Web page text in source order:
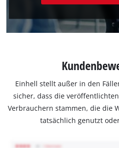
Einhell stellt außer in den
sicher, dass die
Verbrauchern stammen, die die
tatsächlich genutzt